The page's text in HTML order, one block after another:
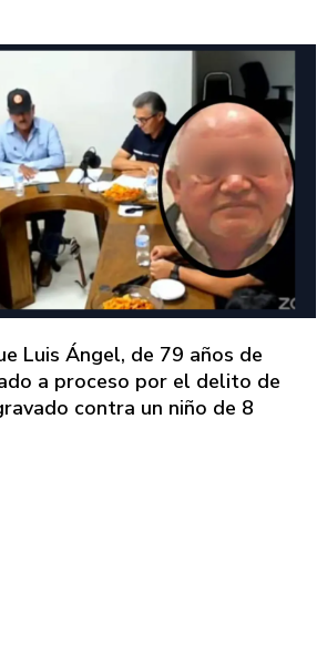
Luis Ángel, de 79 años de
a proceso por el delito de
contra un niño de 8